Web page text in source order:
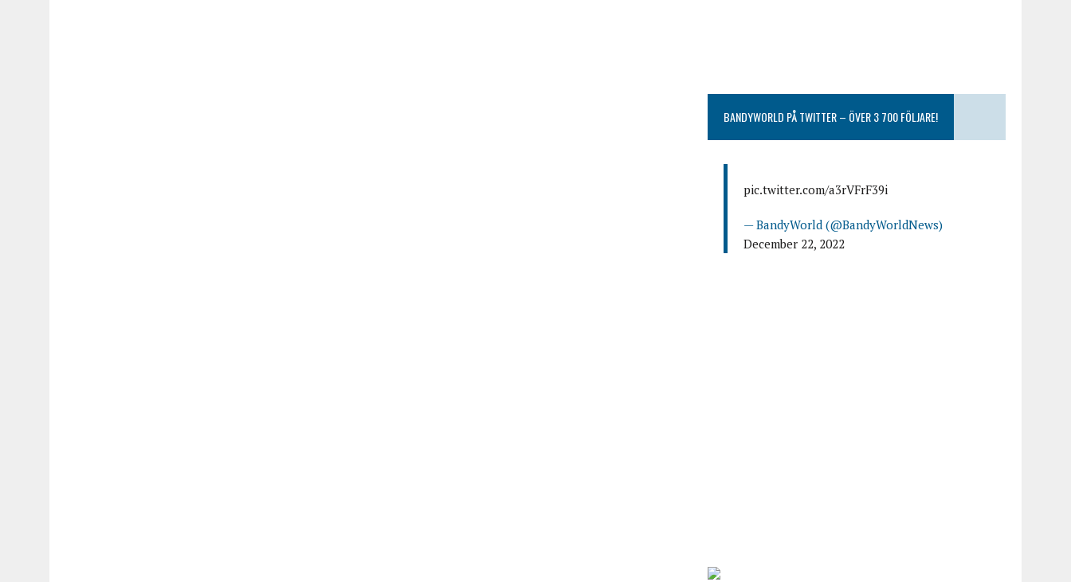
BANDYWORLD PÅ TWITTER – ÖVER 3 700 FÖLJARE!
pic.twitter.com/a3rVFrF39i
— BandyWorld (@BandyWorldNews)
December 22, 2022